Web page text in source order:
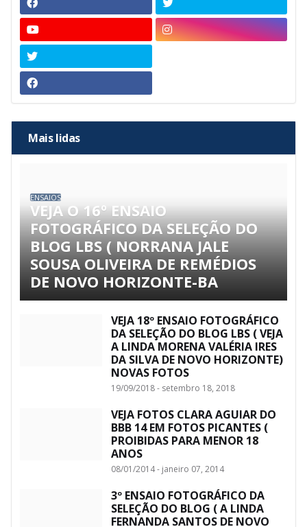
Mais lidas
ENSAIOS
VEJA O 16º ENSAIO
FOTOGRÁFICO DA SELEÇÃO DO
BLOG LBS ( NORRANA JALE
SOUSA OLIVEIRA DE REMÉDIOS
DE NOVO HORIZONTE-BA
VEJA 18º ENSAIO FOTOGRÁFICO
DA SELEÇÃO DO BLOG LBS ( VEJA
A LINDA MORENA VALÉRIA IRES
DA SILVA DE NOVO HORIZONTE)
NOVAS FOTOS
19/09/2018 - setembro 18, 2018
VEJA FOTOS CLARA AGUIAR DO
BBB 14 EM FOTOS PICANTES (
PROIBIDAS PARA MENOR 18
ANOS
08/01/2014 - janeiro 07, 2014
3º ENSAIO FOTOGRÁFICO DA
SELEÇÃO DO BLOG ( A LINDA
FERNANDA SANTOS DE NOVO